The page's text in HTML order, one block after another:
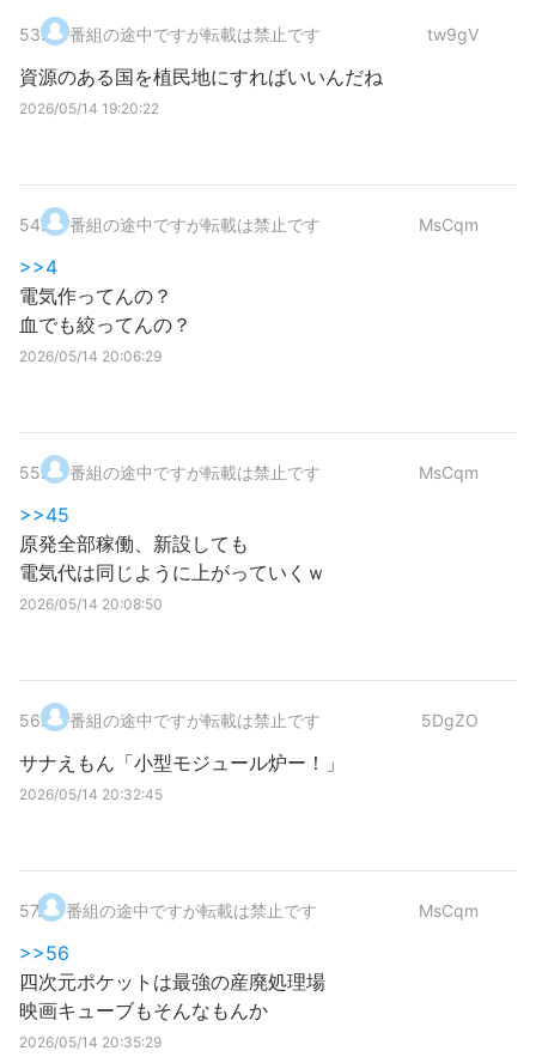
53. 番組の途中ですが転載は禁止です tw9gV
資源のある国を植民地にすればいいんだね
2026/05/14 19:20:22
54. 番組の途中ですが転載は禁止です MsCqm
>>4
電気作ってんの？
血でも絞ってんの？
2026/05/14 20:06:29
55. 番組の途中ですが転載は禁止です MsCqm
>>45
原発全部稼働、新設しても
電気代は同じように上がっていくｗ
2026/05/14 20:08:50
56. 番組の途中ですが転載は禁止です 5DgZO
サナえもん「小型モジュール炉ー！」
2026/05/14 20:32:45
57. 番組の途中ですが転載は禁止です MsCqm
>>56
四次元ポケットは最強の産廃処理場
映画キューブもそんなもんか
2026/05/14 20:35:29